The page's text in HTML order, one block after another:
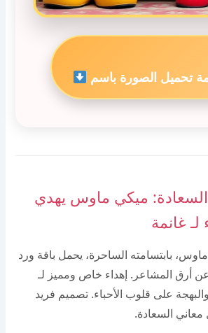
تحميل الصورة باسم
ميكي ماوس يهدي
غانمة
بابتسامته الساحرة، يحمل باقة ورد
عن أرق المشاعر. إهداء خاص ومميز لـ
على قلوب الأحباء. تصميم فريد
السعادة.